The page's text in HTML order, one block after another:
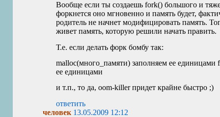
Вообще если ты создаешь fork() большого и
форкнется оно мгновенно и память будет,
родитель не начнет модифицировать память.
живет память, которую решили начать править.
Т.е. если делать форк бомбу так:
malloc(много_памяти) заполняем ее единицами
ее единицами
и т.п., то да, oom-killer придет крайне быстро ;)
ответить
человек 13.05.2009 12:12